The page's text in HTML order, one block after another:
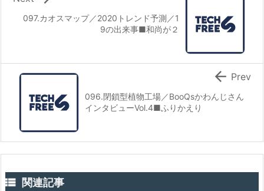
097.カオスマップ／2020トレンド予測／1
9の出来事■和尚が２
096.閉鎖型植物工場／BooQsかわんじさん
インタビューVol.4■ふりかえり
 Prev
 関連記事